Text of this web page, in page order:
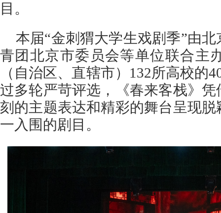
目。
本届“金刺猬大学生戏剧季”由
青团北京市委员会等单位联合主
（自治区、直辖市）132所高校的
过多轮严苛评选，《春来客栈》
刻的主题表达和精彩的舞台呈现
一入围的剧目。